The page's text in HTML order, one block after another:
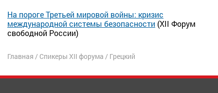
На пороге Третьей мировой войны: кризис
международной системы безопасности (XII Форум
свободной России)
Главная / Спикеры XII форума / Грецкий